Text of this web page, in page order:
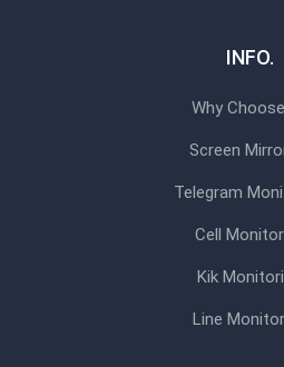
INFO.
Why
Screen
Telegram
Cell
Kik
Line